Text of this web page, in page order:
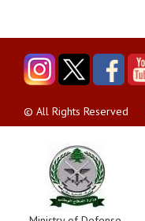
© All Rights Reserved